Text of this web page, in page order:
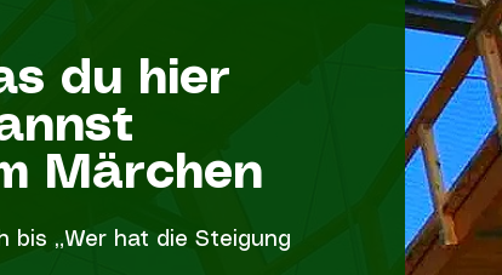
du hier
Märchen
bis „Wer hat die Steigung